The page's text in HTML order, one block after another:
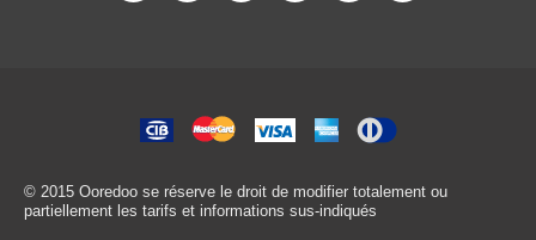
© 2015 Ooredoo se réserve le droit de modifier totalement ou
partiellement les tarifs et informations sus-indiqués